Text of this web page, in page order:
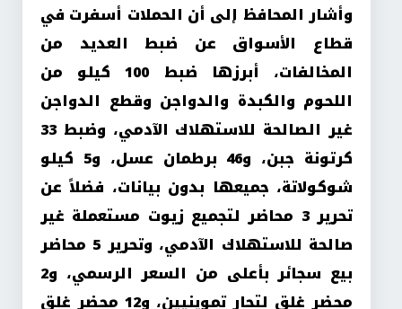
وأشار المحافظ إلى أن الحملات أسفرت في
قطاع الأسواق عن ضبط العديد من
المخالفات، أبرزها ضبط 100 كيلو من
اللحوم والكبدة والدواجن وقطع الدواجن
غير الصالحة للاستهلاك الآدمي، وضبط 33
كرتونة جبن، و46 برطمان عسل، و5 كيلو
شوكولاتة، جميعها بدون بيانات، فضلاً عن
تحرير 3 محاضر لتجميع زيوت مستعملة غير
صالحة للاستهلاك الآدمي، وتحرير 5 محاضر
بيع سجائر بأعلى من السعر الرسمي، و2
محضر غلق لتجار تموينيين، و12 محضر غلق